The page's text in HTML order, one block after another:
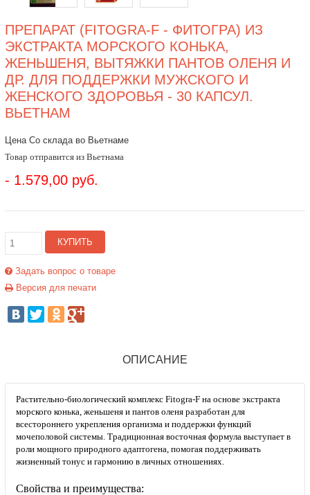
ПРЕПАРАТ (FITOGRA-F - ФИТОГРА) ИЗ
ЭКСТРАКТА МОРСКОГО КОНЬКА,
ЖЕНЬШЕНЯ, ВЫТЯЖКИ ПАНТОВ ОЛЕНЯ И
ДР. ДЛЯ ПОДДЕРЖКИ МУЖСКОГО И
ЖЕНСКОГО ЗДОРОВЬЯ - 30 КАПСУЛ.
ВЬЕТНАМ
Цена Со склада во Вьетнаме
Товар отправится из Вьетнама
- 1.579,00 руб.
КУПИТЬ
Задать вопрос о товаре
Версия для печати
ОПИСАНИЕ
Растительно-биологический комплекс Fitogra-F на основе экстракта
морского конька, женьшеня и пантов оленя разработан для
всестороннего укрепления организма и поддержки функций
мочеполовой системы. Традиционная восточная формула выступает в
роли мощного природного адаптогена, помогая поддерживать
жизненный тонус и гармонию в личных отношениях.
Свойства и преимущества: